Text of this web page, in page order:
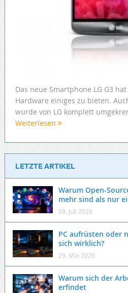
Das neue Smartphone LG G3
Hardware einiges zu bieten.
wurde von LG komplett
Weiterlesen
LETZTE ARTIKEL
Warum Open-
mehr sind als nur
09. Juli 2026
PC aufrüsten oder
sich wirklich?
29. Mai 2026
Warum sich der
erfindet